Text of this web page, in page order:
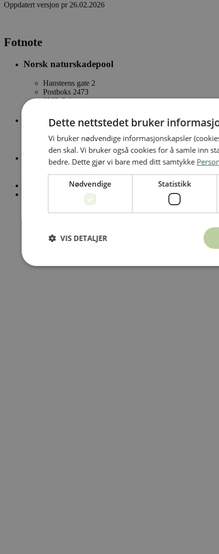
Oppdatert versjon pr 26.02.2026
Fotnote
Norsk naturskadepool
Hansteens gate 2
Postboks 2473
0202 Oslo
naturskade@naturskadepool.no
Telefon
23 28 42 00
Personvernerklæring
Dette nettstedet bruker
Vi bruker nødvendige informasjonskapsler
den skal. Vi bruker også cookies for å samle inn
bedre. Dette gjør vi bare med ditt samtykke
Nødvendige Statistikk
VIS DETALJER